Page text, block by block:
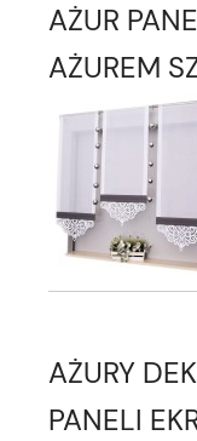
AŻUR
AŻUREM
AŻURY
PANELI